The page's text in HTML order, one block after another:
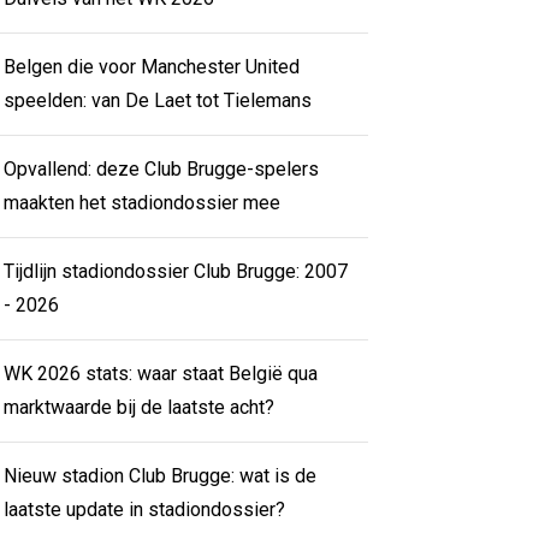
Belgen die voor Manchester United
speelden: van De Laet tot Tielemans
Opvallend: deze Club Brugge-spelers
maakten het stadiondossier mee
Tijdlijn stadiondossier Club Brugge: 2007
- 2026
WK 2026 stats: waar staat België qua
marktwaarde bij de laatste acht?
Nieuw stadion Club Brugge: wat is de
laatste update in stadiondossier?